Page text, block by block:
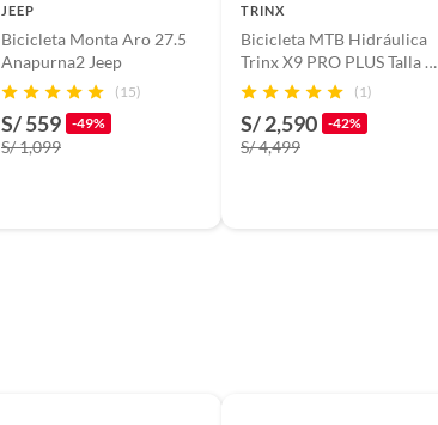
Disco hidráulico
JEEP
Bicicleta Monta Aro 27.5
Anapurna2 Jeep
(15)
S/ 559 -49%
S/ 1,099
TRINX
Bicicleta MTB Hidráulica
Trinx X9 PRO PLUS Talla M
- 17
(1)
S/ 2,590 -42%
S/ 4,499